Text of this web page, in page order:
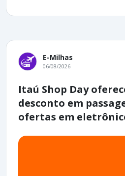
E-Milhas
06/08/2026
Itaú Shop Day
desconto em
ofertas em